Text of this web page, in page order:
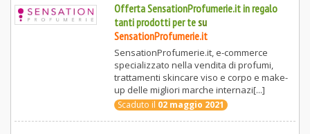
Offerta SensationProfumerie.it in regalo
tanti prodotti per tesu
SensationProfumerie.it
SensationProfumerie.it, e-commerce
specializzato nella vendita di profumi,
trattamenti skincare viso e corpo e make-
up delle migliori marche internazi[...]
Scaduto il 02 maggio 2021